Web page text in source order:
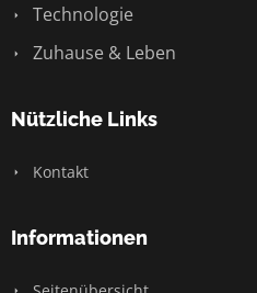
Technologie
Zuhause & Leben
Nützliche Links
Kontakt
Informationen